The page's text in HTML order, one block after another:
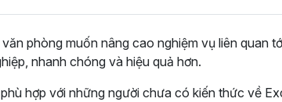
phòng muốn nâng cao nghiệm vụ liên quan
nhanh chóng và hiệu quả hơn.
hợp với những người chưa có kiến thức về